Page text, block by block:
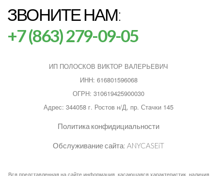
ЗВОНИТЕ НАМ:
+7 (863) 279-09-05
ИП ПОЛОСКОВ ВИКТОР ВАЛЕРЬЕВИЧ
ИНН: 616801596068
ОГРН: 310619425900030
Адрес: 344058 г. Ростов н/Д, пр. Стачки 145
Политика конфидициальности
Обслуживание сайта: ANYCASEiT
Вся представленная на сайте информация, касающаяся характеристик, наличия